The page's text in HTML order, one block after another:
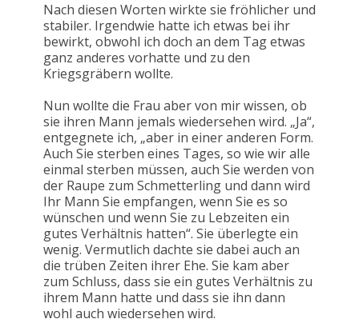
Nach diesen Worten wirkte sie fröhlicher und
stabiler. Irgendwie hatte ich etwas bei ihr
bewirkt, obwohl ich doch an dem Tag etwas
ganz anderes vorhatte und zu den
Kriegsgräbern wollte.
Nun wollte die Frau aber von mir wissen, ob
sie ihren Mann jemals wiedersehen wird. „Ja“,
entgegnete ich, „aber in einer anderen Form.
Auch Sie sterben eines Tages, so wie wir alle
einmal sterben müssen, auch Sie werden von
der Raupe zum Schmetterling und dann wird
Ihr Mann Sie empfangen, wenn Sie es so
wünschen und wenn Sie zu Lebzeiten ein
gutes Verhältnis hatten“. Sie überlegte ein
wenig. Vermutlich dachte sie dabei auch an
die trüben Zeiten ihrer Ehe. Sie kam aber
zum Schluss, dass sie ein gutes Verhältnis zu
ihrem Mann hatte und dass sie ihn dann
wohl auch wiedersehen wird.